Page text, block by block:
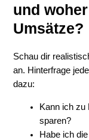
und
Umsätze?
Schau dir
an. Hinterfrage
dazu:
Kann ich zu
sparen?
Habe ich